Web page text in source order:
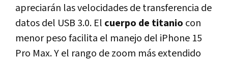
apreciarán las velocidades de transferencia de
datos del USB 3.0. El cuerpo de titanio con
menor peso facilita el manejo del iPhone 15
Pro Max. Y el rango de zoom más extendido